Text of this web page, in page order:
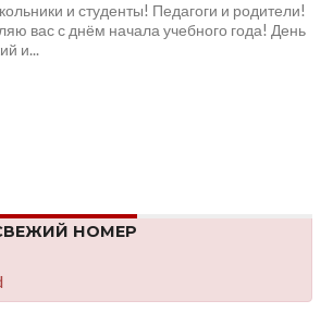
и студенты! Педагоги и родители!
вас с днём начала учебного года! День
и...
НОМЕР